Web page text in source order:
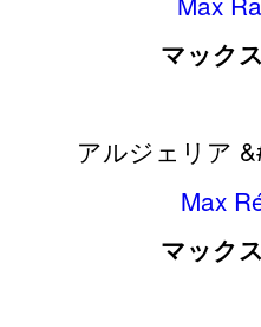
マックス
アルジェリア
Max
マックス